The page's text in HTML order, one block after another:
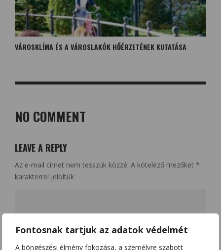
Fontosnak tartjuk az adatok védelmét
A böngészési élmény fokozása, a személyre szabott
VÁROSKLÍMA ÉS A VÁROSLAKÓK HŐÉRZETÉNEK KUTATÁSA
NO COMMENT
LEAVE A REPLY
Az e-mail címet nem tesszük közzé. A kötelező mezőket *
karakterrel jelöltük